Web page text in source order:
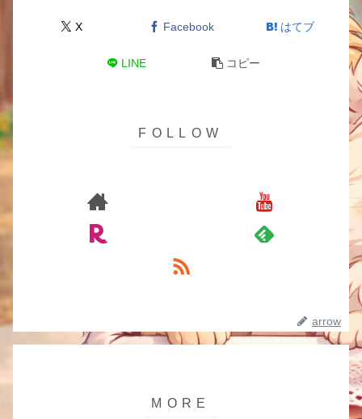
X Facebook はてブ
LINE コピー
arrow